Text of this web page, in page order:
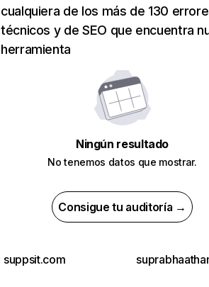
cualquiera de los más de 130
técnicos y de SEO que encuentra
herramienta
Ningún resultado
No tenemos datos que mostrar.
Consigue tu auditoría →
suppsit.com